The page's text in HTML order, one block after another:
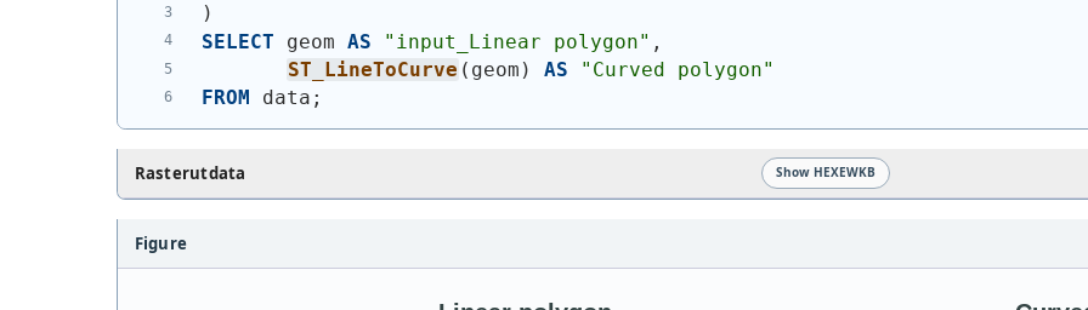
)
SELECT geom AS "input_Linear polygon" ,
ST_LineToCurve ( geom ) AS
"Curved polygon"
FROM data;
Rasterutdata Show HEXEWKB
Figure